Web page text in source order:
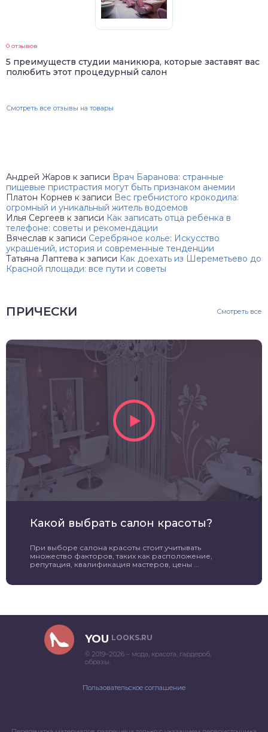
0 отзывов
5 преимуществ студии маникюра, которые заставят вас
полюбить этот процедурный салон
Смотреть все отзывы на товары
Андрей Жаров к записи Врач Баранова: странные
пищевые пристрастия могут быть признаком анемии
Платон Корнев к записи Вес гребнистого крокодила:
огромный и уникальный житель водоемов
Илья Сергеев к записи Как записать отца ребенка в
телефоне: советы и рекомендации
Вячеслав к записи Серебряное колье: Искусство
украшений, история и современные тенденции
Татьяна Лаптева к записи Как доехать из Шереметьево до
Красной площади: все пути и советы
ПРИЧЕСКИ Смотреть все
Какой выбрать салон красоты?
При выборе салона красоты стоит учитывать
множество факторов, таких как расположение,
репутация, квалификация мастеров, цены ...
YOU LOOKS.RU
© 2019–2026 – мода, красота, гардероб,
образы.
Пользовательское соглашение